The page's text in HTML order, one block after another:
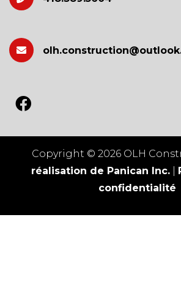
Copyright © 2026 OLH
réalisation de Panican Inc.
confidentialité